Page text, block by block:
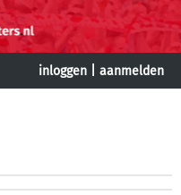
inloggen aanmelden